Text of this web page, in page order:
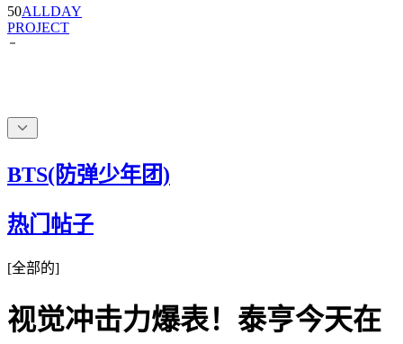
50ALLDAY
PROJECT
BTS(防弹少年团)
热门帖子
[全部的]
视觉冲击力爆表！泰亨今天在